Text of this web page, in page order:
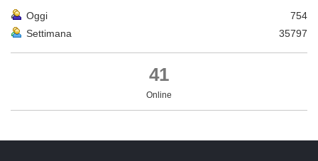
Oggi
754
Settimana
35797
41
Online